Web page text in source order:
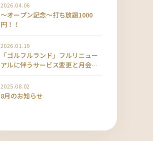
2026.04.06
〜オープン記念〜打ち放題1000
円！！
2026.01.19
「ゴルフルランド」フルリニュー
アルに伴うサービス変更と月会費
改定のお知らせ
2025.08.02
8月のお知らせ